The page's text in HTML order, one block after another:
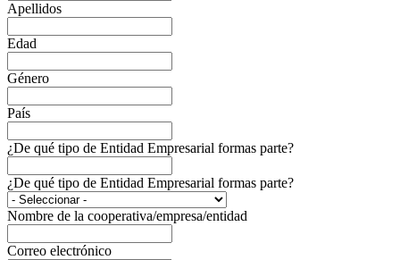
Apellidos
Edad
Género
País
¿De qué tipo de Entidad Empresarial formas parte?
¿De qué tipo de Entidad Empresarial formas parte?
Nombre de la cooperativa/empresa/entidad
Correo electrónico